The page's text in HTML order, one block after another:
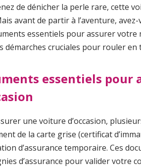
de dénicher la perle rare, cette
avant de partir à l’aventure,
essentiels pour assurer
démarches cruciales pour rouler en
essentiels pour
une voiture d’occasion,
de la carte grise (certificat
d’assurance temporaire. Ces
d’assurance pour valider votre